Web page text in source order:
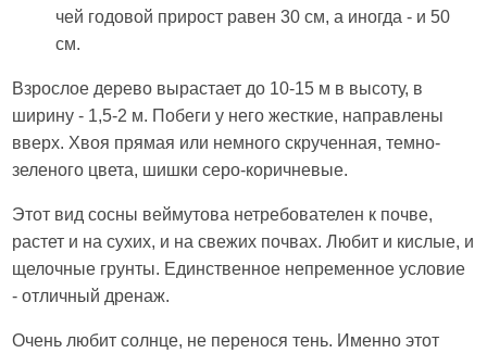
чей годовой прирост равен 30 см, а иногда - и 50
см.
Взрослое дерево вырастает до 10-15 м в высоту, в
ширину - 1,5-2 м. Побеги у него жесткие, направлены
вверх. Хвоя прямая или немного скрученная, темно-
зеленого цвета, шишки серо-коричневые.
Этот вид сосны веймутова нетребователен к почве,
растет и на сухих, и на свежих почвах. Любит и кислые, и
щелочные грунты. Единственное непременное условие
- отличный дренаж.
Очень любит солнце, не перенося тень. Именно этот